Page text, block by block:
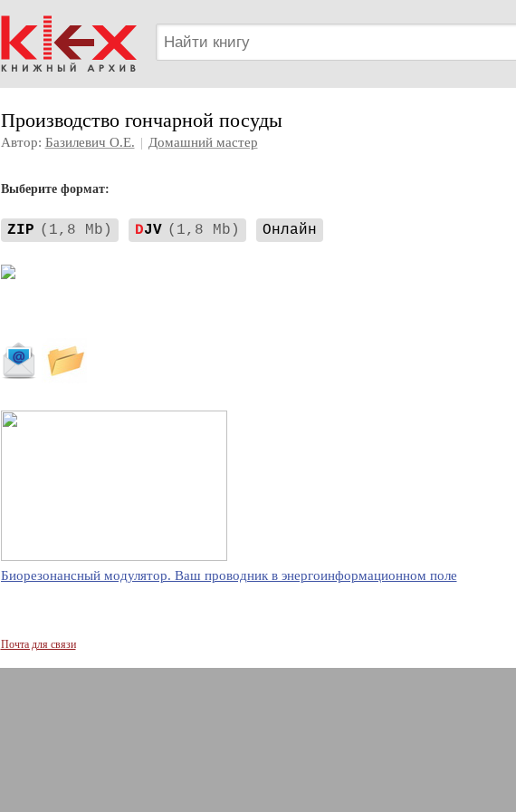
Производство гончарной посуды
Автор: Базилевич О.Е. | Домашний мастер
Выберите формат:
ZIP (1,8 Mb) DJV (1,8 Mb) Онлайн
Биорезонансный модулятор. Ваш проводник в энергоинформационном поле
Почта для связи